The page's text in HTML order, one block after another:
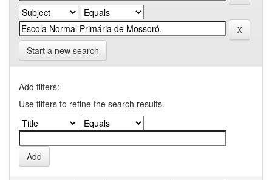
Start a new search
Add filters:
Use filters to refine the search results.